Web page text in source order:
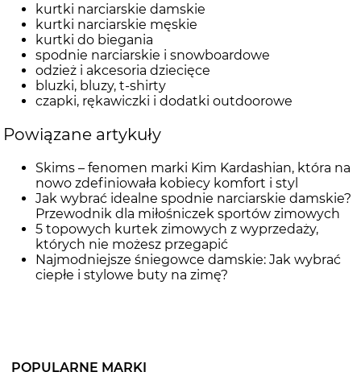
kurtki narciarskie damskie
kurtki narciarskie męskie
kurtki do biegania
spodnie narciarskie i snowboardowe
odzież i akcesoria dziecięce
bluzki, bluzy, t-shirty
czapki, rękawiczki i dodatki outdoorowe
Powiązane artykuły
Skims – fenomen marki Kim Kardashian, która na
nowo zdefiniowała kobiecy komfort i styl
Jak wybrać idealne spodnie narciarskie damskie?
Przewodnik dla miłośniczek sportów zimowych
5 topowych kurtek zimowych z wyprzedaży,
których nie możesz przegapić
Najmodniejsze śniegowce damskie: Jak wybrać
ciepłe i stylowe buty na zimę?
POPULARNE MARKI